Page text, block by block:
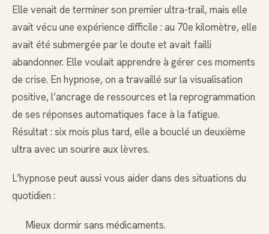
Elle venait de terminer son premier ultra-trail, mais elle
avait vécu une expérience difficile : au 70e kilomètre, elle
avait été submergée par le doute et avait failli
abandonner. Elle voulait apprendre à gérer ces moments
de crise. En hypnose, on a travaillé sur la visualisation
positive, l’ancrage de ressources et la reprogrammation
de ses réponses automatiques face à la fatigue.
Résultat : six mois plus tard, elle a bouclé un deuxième
ultra avec un sourire aux lèvres.
L’hypnose peut aussi vous aider dans des situations du
quotidien :
Mieux dormir sans médicaments.